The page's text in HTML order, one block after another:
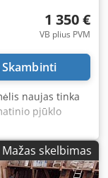
1 350 €
VB plius PVM
Skambinti
naujas tinka
pjūklo
ratukais (2
12 visomis
atraminis stalas
vieta:
Mažas skelbimas